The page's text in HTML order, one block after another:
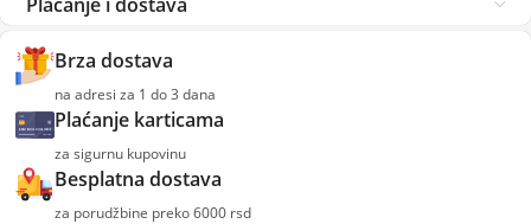
Brza dostava
na adresi za 1 do 3 dana
Plaćanje karticama
za sigurnu kupovinu
Besplatna dostava
za porudžbine preko 6000 rsd